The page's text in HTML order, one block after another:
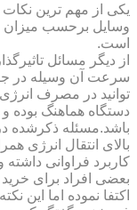
یکی از مهم ترین
وسایل برحسب میزان
است.
از دیگر مسائل
سرعت آن وسیله در
توانید در مصرف
دستگاه هماهنگ بوده
باشد.مسئله ذکرشده
بالای انتقال انرژی
کاربرد فراوانی
بعضی افراد برای
اکتفا نموده اما این